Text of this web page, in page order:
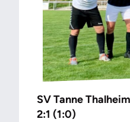
SV Tanne
2:1 (1:0)